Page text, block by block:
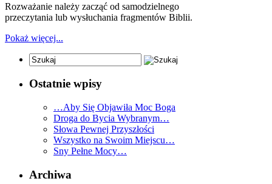
Rozważanie należy zacząć od samodzielnego
przeczytania lub wysłuchania fragmentów Biblii.
Pokaż więcej...
Ostatnie wpisy
…Aby Się Objawiła Moc Boga
Droga do Bycia Wybranym…
Słowa Pewnej Przyszłości
Wszystko na Swoim Miejscu…
Sny Pełne Mocy…
Archiwa